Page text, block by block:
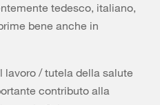
tedesco, italiano,
bene anche in
lavoro / tutela della salute
contributo alla